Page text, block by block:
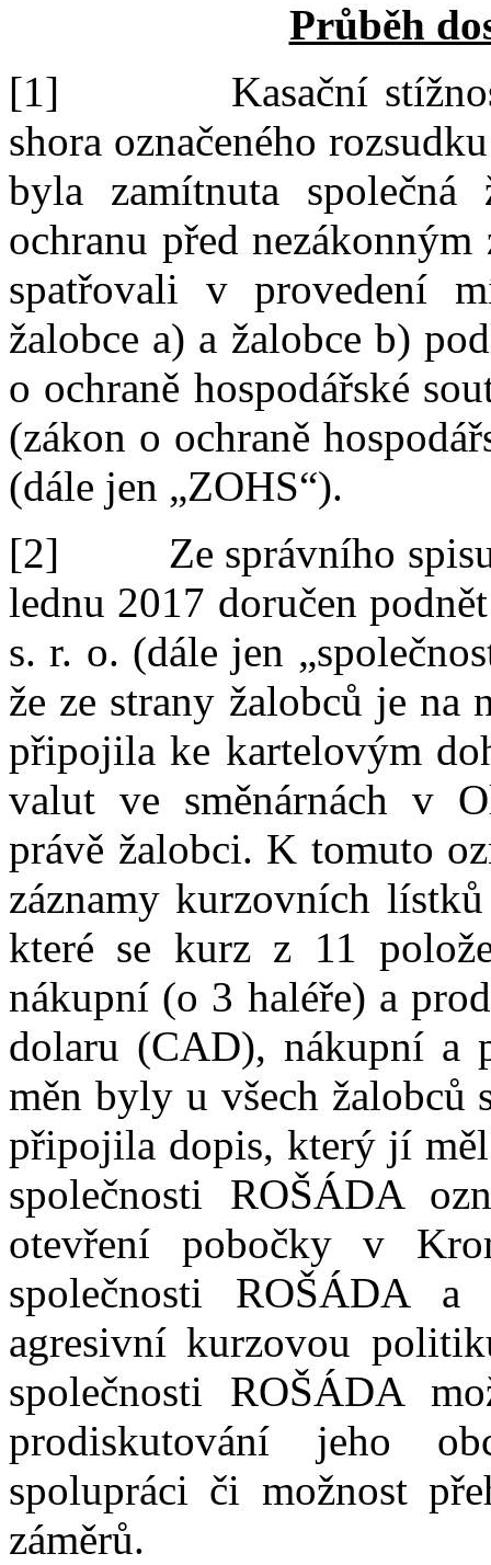
Průběh
[1]
Kasační
shora označeného
byla zamítnuta společná
ochranu před nezákonným
spatřovali v provedení
žalobce a) a žalobce b)
o ochraně hospodářské
(zákon o ochraně
(dále jen „ZOHS“).
[2]
Ze správního
lednu 2017 doručen
s. r. o. (dále jen
že ze strany žalobců je na
připojila ke kartelovým
valut ve směnárnách v
právě žalobci. K tomuto
záznamy kurzovních
které se kurz z 11
nákupní (o 3 haléře) a
dolaru (CAD), nákupní a
měn byly u všech žalobců
připojila dopis, který jí
společnosti ROŠÁDA
otevření pobočky v
společnosti ROŠÁDA
agresivní kurzovou
společnosti ROŠÁDA
prodiskutování jeho
spolupráci či možnost
záměrů.